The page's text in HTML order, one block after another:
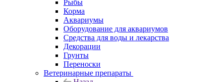
Рыбы
Корма
Аквариумы
Оборудование для аквариумов
Средства для воды и лекарства
Декорации
Грунты
Переноски
Ветеринарные препараты